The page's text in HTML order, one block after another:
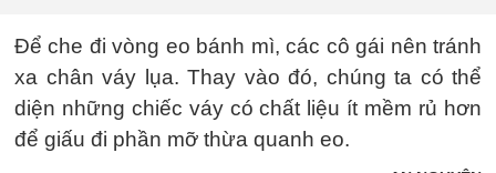
Để che đi vòng eo bánh mì, các cô gái nên tránh
xa chân váy lụa. Thay vào đó, chúng ta có thể
diện những chiếc váy có chất liệu ít mềm rủ hơn
để giấu đi phần mỡ thừa quanh eo.